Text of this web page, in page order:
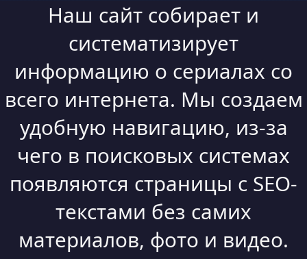
Наш сайт собирает и
систематизирует
информацию о сериалах со
всего интернета. Мы создаем
удобную навигацию, из-за
чего в поисковых системах
появляются страницы с SEO-
текстами без самих
материалов, фото и видео.